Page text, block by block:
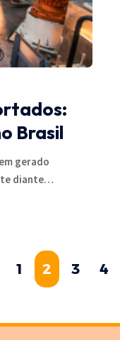
Brasil
gerado
diante…
1 2 3 4